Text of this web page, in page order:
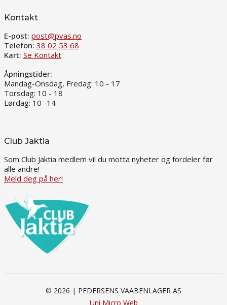
Kontakt
E-post: post@pvas.no
Telefon: 38 02 53 68
Kart: Se Kontakt
Åpningstider:
Mandag-Onsdag, Fredag: 10 - 17
Torsdag: 10 - 18
Lørdag: 10 -14
Club Jaktia
Som Club Jaktia medlem vil du motta nyheter og fordeler før
alle andre!
Meld deg på her!
© 2026 | PEDERSENS VAABENLAGER AS
Uni Micro Web